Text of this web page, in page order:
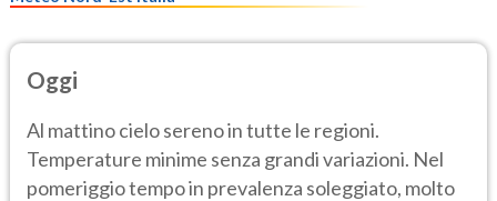
Oggi
Al mattino cielo sereno in tutte le regioni.
Temperature minime senza grandi variazioni. Nel
pomeriggio tempo in prevalenza soleggiato, molto